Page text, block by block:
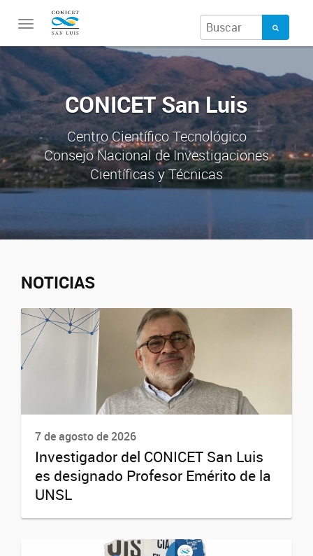
Toggle
CONICET San Luis
Centro Científico Tecnológico
Consejo Nacional de Investigaciones
Científicas y Técnicas
NOTICIAS
7 de agosto de 2026
Investigador del CONICET San Luis
es designado Profesor Emérito de la
UNSL